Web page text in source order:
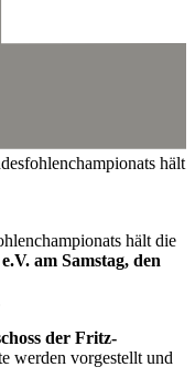
hält
hält die
am Samstag, den
der Fritz-
werden vorgestellt und